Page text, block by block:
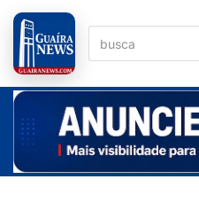
Pular
para
o
conteúdo